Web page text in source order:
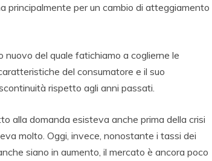
principalmente per un cambio di atteggiamento
nuovo del quale fatichiamo a coglierne le
del consumatore e il suo
rispetto agli anni passati.
alla domanda esisteva anche prima della crisi
molto. Oggi, invece, nonostante i tassi dei
siano in aumento, il mercato è ancora poco